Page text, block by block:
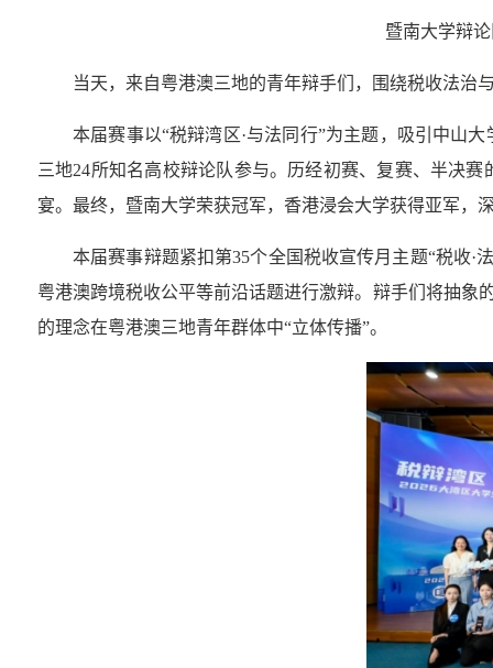
暨南大学辩
当天，来自粤港澳三地的青年辩手们，围绕税收法治
本届赛事以“税辩湾区·与法同行”为主题，吸引中山
三地24所知名高校辩论队参与。历经初赛、复赛、半决
宴。最终，暨南大学荣获冠军，香港浸会大学获得亚军，
本届赛事辩题紧扣第35个全国税收宣传月主题“税收·
粤港澳跨境税收公平等前沿话题进行激辩。辩手们将抽象
的理念在粤港澳三地青年群体中“立体传播”。